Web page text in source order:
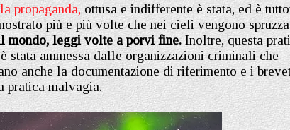
propaganda,ottusa e indifferente è stata, ed è
più e più volte che nei cieli vengono
mondo, leggi volte a porvi fine.Inoltre, questa
ammessa dalle organizzazioni criminali che
anche la documentazione di riferimento e i
pratica malvagia.